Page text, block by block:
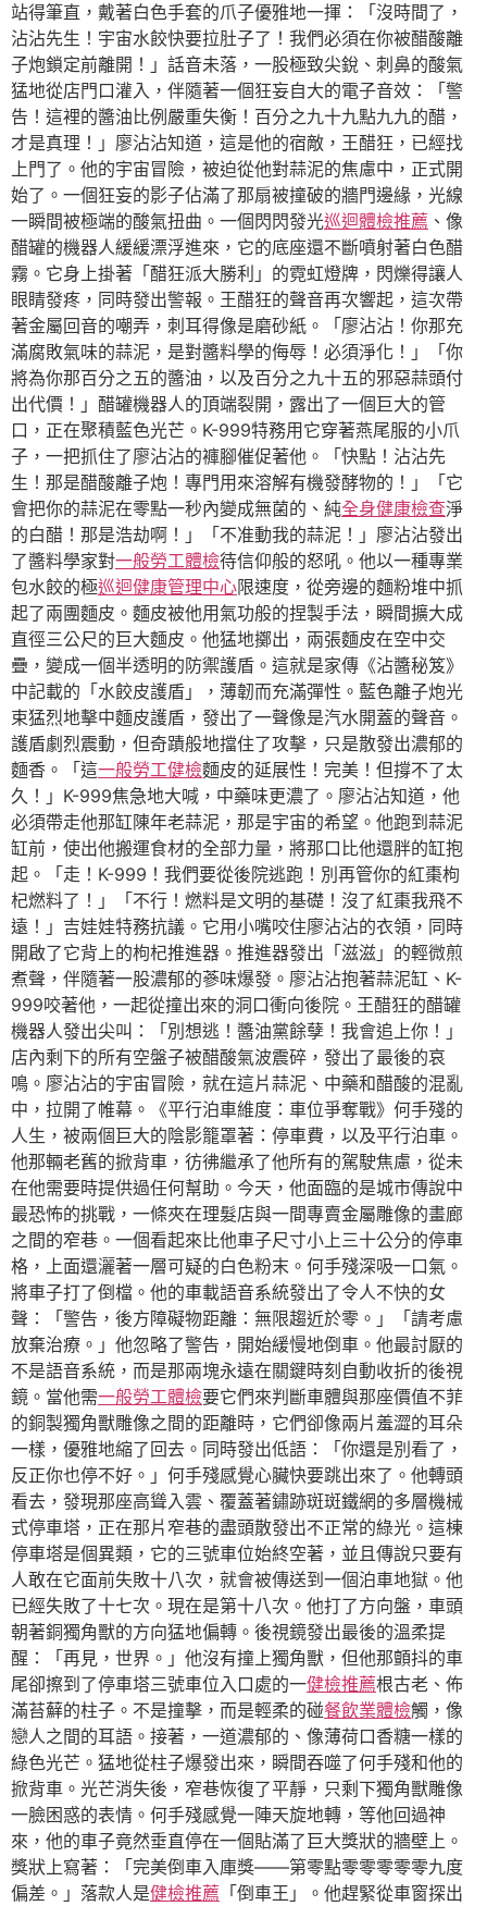
站得筆直，戴著白色手套的爪子優雅地一揮：「沒時間了，
沾沾先生！宇宙水餃快要拉肚子了！我們必須在你被醋酸離
子炮鎖定前離開！」話音未落，一股極致尖銳、刺鼻的酸氣
猛地從店門口灌入，伴隨著一個狂妄自大的電子音效：「警
告！這裡的醬油比例嚴重失衡！百分之九十九點九九的醋，
才是真理！」廖沾沾知道，這是他的宿敵，王醋狂，已經找
上門了。他的宇宙冒險，被迫從他對蒜泥的焦慮中，正式開
始了。一個狂妄的影子佔滿了那扇被撞破的牆門邊緣，光線
一瞬間被極端的酸氣扭曲。一個閃閃發光巡迴體檢推薦 、像
醋罐的機器人緩緩漂浮進來，它的底座還不斷噴射著白色醋
霧。它身上掛著「醋狂派大勝利」的霓虹燈牌，閃爍得讓人
眼睛發疼，同時發出警報。王醋狂的聲音再次響起，這次帶
著金屬回音的嘲弄，刺耳得像是磨砂紙。「廖沾沾！你那充
滿腐敗氣味的蒜泥，是對醬料學的侮辱！必須淨化！」「你
將為你那百分之五的醬油，以及百分之九十五的邪惡蒜頭付
出代價！」醋罐機器人的頂端裂開，露出了一個巨大的管
口，正在聚積藍色光芒。K-999特務用它穿著燕尾服的小爪
子，一把抓住了廖沾沾的褲腳催促著他。「快點！沾沾先
生！那是醋酸離子炮！專門用來溶解有機發酵物的！」「它
會把你的蒜泥在零點一秒內變成無菌的、純全身健康檢查淨
的白醋！那是浩劫啊！」「不准動我的蒜泥！」廖沾沾發出
了醬料學家對一般勞工體檢待信仰般的怒吼。他以一種專業
包水餃的極巡迴健康管理中心限速度，從旁邊的麵粉堆中抓
起了兩團麵皮。麵皮被他用氣功般的捏製手法，瞬間擴大成
直徑三公尺的巨大麵皮。他猛地擲出，兩張麵皮在空中交
疊，變成一個半透明的防禦護盾。這就是家傳《沾醬秘笈》
中記載的「水餃皮護盾」，薄韌而充滿彈性。藍色離子炮光
束猛烈地擊中麵皮護盾，發出了一聲像是汽水開蓋的聲音。
護盾劇烈震動，但奇蹟般地擋住了攻擊，只是散發出濃郁的
麵香。「這一般勞工健檢麵皮的延展性！完美！但撐不了太
久！」K-999焦急地大喊，中藥味更濃了。廖沾沾知道，他
必須帶走他那缸陳年老蒜泥，那是宇宙的希望。他跑到蒜泥
缸前，使出他搬運食材的全部力量，將那口比他還胖的缸抱
起。「走！K-999！我們要從後院逃跑！別再管你的紅棗枸
杞燃料了！」「不行！燃料是文明的基礎！沒了紅棗我飛不
遠！」吉娃娃特務抗議。它用小嘴咬住廖沾沾的衣領，同時
開啟了它背上的枸杞推進器。推進器發出「滋滋」的輕微煎
煮聲，伴隨著一股濃郁的蔘味爆發。廖沾沾抱著蒜泥缸、K-
999咬著他，一起從撞出來的洞口衝向後院。王醋狂的醋罐
機器人發出尖叫：「別想逃！醬油黨餘孽！我會追上你！」
店內剩下的所有空盤子被醋酸氣波震碎，發出了最後的哀
鳴。廖沾沾的宇宙冒險，就在這片蒜泥、中藥和醋酸的混亂
中，拉開了帷幕。《平行泊車維度：車位爭奪戰》何手殘的
人生，被兩個巨大的陰影籠罩著：停車費，以及平行泊車。
他那輛老舊的掀背車，彷彿繼承了他所有的駕駛焦慮，從未
在他需要時提供過任何幫助。今天，他面臨的是城市傳說中
最恐怖的挑戰，一條夾在理髮店與一間專賣金屬雕像的畫廊
之間的窄巷。一個看起來比他車子尺寸小上三十公分的停車
格，上面還灑著一層可疑的白色粉末。何手殘深吸一口氣。
將車子打了倒檔。他的車載語音系統發出了令人不快的女
聲：「警告，後方障礙物距離：無限趨近於零。」「請考慮
放棄治療。」他忽略了警告，開始緩慢地倒車。他最討厭的
不是語音系統，而是那兩塊永遠在關鍵時刻自動收折的後視
鏡。當他需一般勞工體檢要它們來判斷車體與那座價值不菲
的銅製獨角獸雕像之間的距離時，它們卻像兩片羞澀的耳朵
一樣，優雅地縮了回去。同時發出低語：「你還是別看了，
反正你也停不好。」何手殘感覺心臟快要跳出來了。他轉頭
看去，發現那座高聳入雲、覆蓋著鏽跡斑斑鐵網的多層機械
式停車塔，正在那片窄巷的盡頭散發出不正常的綠光。這棟
停車塔是個異類，它的三號車位始終空著，並且傳說只要有
人敢在它面前失敗十八次，就會被傳送到一個泊車地獄。他
已經失敗了十七次。現在是第十八次。他打了方向盤，車頭
朝著銅獨角獸的方向猛地偏轉。後視鏡發出最後的溫柔提
醒：「再見，世界。」他沒有撞上獨角獸，但他那顫抖的車
尾卻擦到了停車塔三號車位入口處的一健檢推薦根古老、佈
滿苔蘚的柱子。不是撞擊，而是輕柔的碰餐飲業體檢觸，像
戀人之間的耳語。接著，一道濃郁的、像薄荷口香糖一樣的
綠色光芒。猛地從柱子爆發出來，瞬間吞噬了何手殘和他的
掀背車。光芒消失後，窄巷恢復了平靜，只剩下獨角獸雕像
一臉困惑的表情。何手殘感覺一陣天旋地轉，等他回過神
來，他的車子竟然垂直停在一個貼滿了巨大獎狀的牆壁上。
獎狀上寫著：「完美倒車入庫獎——第零點零零零零零九度
偏差。」落款人是健檢推薦 「倒車王」。他趕緊從車窗探出